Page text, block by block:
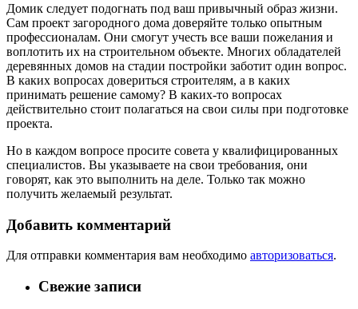
Домик следует подогнать под ваш привычный образ жизни.
Сам проект загородного дома доверяйте только опытным
профессионалам. Они смогут учесть все ваши пожелания и
воплотить их на строительном объекте. Многих обладателей
деревянных домов на стадии постройки заботит один вопрос.
В каких вопросах довериться строителям, а в каких
принимать решение самому? В каких-то вопросах
действительно стоит полагаться на свои силы при подготовке
проекта.
Но в каждом вопросе просите совета у квалифицированных
специалистов. Вы указываете на свои требования, они
говорят, как это выполнить на деле. Только так можно
получить желаемый результат.
Добавить комментарий
Для отправки комментария вам необходимо авторизоваться.
Свежие записи